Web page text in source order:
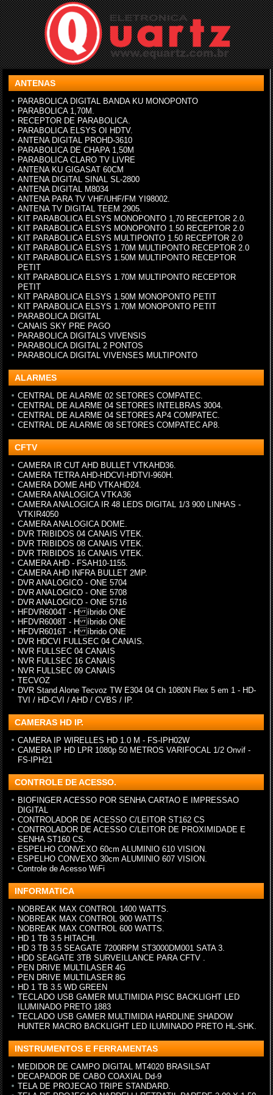
ANTENAS
PARABOLICA DIGITAL BANDA KU MONOPONTO
PARABOLICA 1,70M.
RECEPTOR DE PARABOLICA.
PARABOLICA ELSYS OI HDTV.
ANTENA DIGITAL PROHD-3610
PARABOLICA DE CHAPA 1,50M
PARABOLICA CLARO TV LIVRE
ANTENA KU GIGASAT 60CM
ANTENA DIGITAL SINAL SL-2800
ANTENA DIGITAL M8034
ANTENA PARA TV VHF/UHF/FM YI98002.
ANTENA TV DIGITAL TEEM 2905.
KIT PARABOLICA ELSYS MONOPONTO 1,70 RECEPTOR 2.0.
KIT PARABOLICA ELSYS MONOPONTO 1.50 RECEPTOR 2.0
KIT PARABOLICA ELSYS MULTIPONTO 1.50 RECEPTOR 2.0
KIT PARABOLICA ELSYS 1.70M MULTIPONTO RECEPTOR 2.0
KIT PARABOLICA ELSYS 1.50M MULTIPONTO RECEPTOR
PETIT
KIT PARABOLICA ELSYS 1.70M MULTIPONTO RECEPTOR
PETIT
KIT PARABOLICA ELSYS 1.50M MONOPONTO PETIT
KIT PARABOLICA ELSYS 1.70M MONOPONTO PETIT
PARABOLICA DIGITAL
CANAIS SKY PRE PAGO
PARABOLICA DIGITALS VIVENSIS
PARABOLICA DIGITAL 2 PONTOS
PARABOLICA DIGITAL VIVENSES MULTIPONTO
ALARMES
CENTRAL DE ALARME 02 SETORES COMPATEC.
CENTRAL DE ALARME 04 SETORES INTELBRAS 3004.
CENTRAL DE ALARME 04 SETORES AP4 COMPATEC.
CENTRAL DE ALARME 08 SETORES COMPATEC AP8.
CFTV
CAMERA IR CUT AHD BULLET VTKAHD36.
CAMERA TETRA AHD-HDCVI-HDTVI-960H.
CAMERA DOME AHD VTKAHD24.
CAMERA ANALOGICA VTKA36
CAMERA ANALOGICA IR 48 LEDS DIGITAL 1/3 900 LINHAS -
VTKIR4050
CAMERA ANALOGICA DOME.
DVR TRIBIDOS 04 CANAIS VTEK.
DVR TRIBIDOS 08 CANAIS VTEK.
DVR TRIBIDOS 16 CANAIS VTEK.
CAMERA AHD - FSAH10-1155.
CAMERA AHD INFRA BULLET 2MP.
DVR ANALOGICO - ONE 5704
DVR ANALOGICO - ONE 5708
DVR ANALOGICO - ONE 5716
HFDVR6004T - H íbrido ONE
HFDVR6008T - H íbrido ONE
HFDVR6016T - H íbrido ONE
DVR HDCVI FULLSEC 04 CANAIS.
NVR FULLSEC 04 CANAIS
NVR FULLSEC 16 CANAIS
NVR FULLSEC 09 CANAIS
TECVOZ
DVR Stand Alone Tecvoz TW E304 04 Ch 1080N Flex 5 em 1 - HD-
TVI / HD-CVI / AHD / CVBS / IP.
CAMERAS HD IP.
CAMERA IP WIRELLES HD 1.0 M - FS-IPH02W
CAMERA IP HD LPR 1080p 50 METROS VARIFOCAL 1/2 Onvif -
FS-IPH21
CONTROLE DE ACESSO.
BIOFINGER ACESSO POR SENHA CARTAO E IMPRESSAO
DIGITAL
CONTROLADOR DE ACESSO C/LEITOR ST162 CS
CONTROLADOR DE ACESSO C/LEITOR DE PROXIMIDADE E
SENHA ST160 CS.
ESPELHO CONVEXO 60cm ALUMINIO 610 VISION.
ESPELHO CONVEXO 30cm ALUMINIO 607 VISION.
Controle de Acesso WiFi
INFORMATICA
NOBREAK MAX CONTROL 1400 WATTS.
NOBREAK MAX CONTROL 900 WATTS.
NOBREAK MAX CONTROL 600 WATTS.
HD 1 TB 3.5 HITACHI.
HD 3 TB 3.5 SEAGATE 7200RPM ST3000DM001 SATA 3.
HDD SEAGATE 3TB SURVEILLANCE PARA CFTV .
PEN DRIVE MULTILASER 4G
PEN DRIVE MULTILASER 8G
HD 1 TB 3.5 WD GREEN
TECLADO USB GAMER MULTIMIDIA PISC BACKLIGHT LED
ILUMINADO PRETO 1883
TECLADO USB GAMER MULTIMIDIA HARDLINE SHADOW
HUNTER MACRO BACKLIGHT LED ILUMINADO PRETO HL-SHK.
INSTRUMENTOS E FERRAMENTAS
MEDIDOR DE CAMPO DIGITAL MT4020 BRASILSAT
DECAPADOR DE CABO COAXIAL Dd-9
TELA DE PROJECAO TRIPE STANDARD.